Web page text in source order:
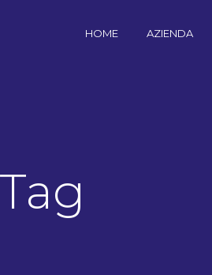
HOME AZIENDA